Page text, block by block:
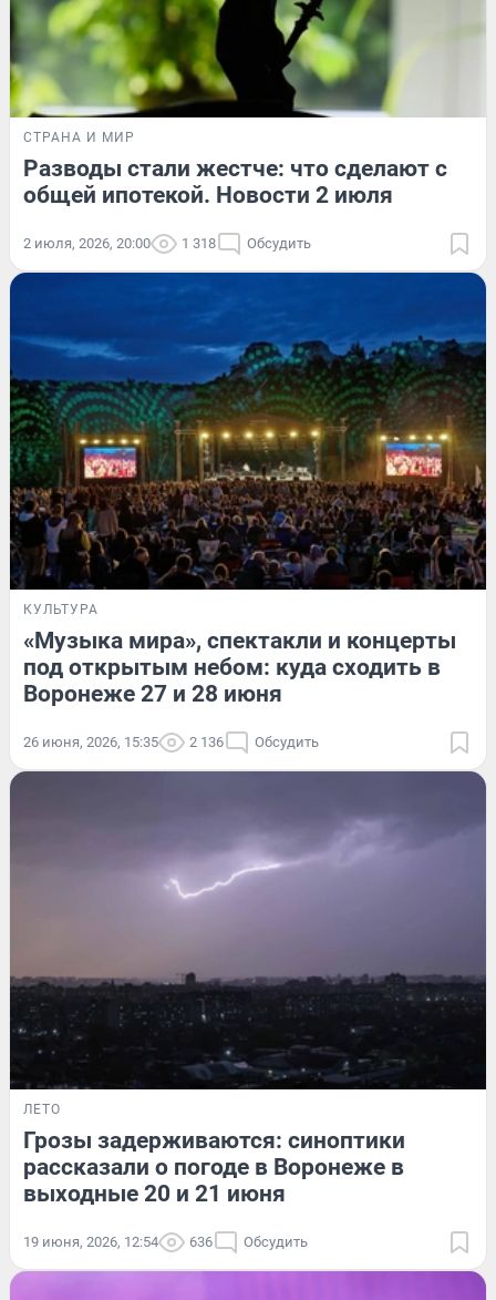
СТРАНА И МИР
Разводы стали жестче: что сделают с
общей ипотекой. Новости 2 июля
2 июля, 2026, 20:00 1 318 Обсудить
КУЛЬТУРА
«Музыка мира», спектакли и концерты
под открытым небом: куда сходить в
Воронеже 27 и 28 июня
26 июня, 2026, 15:35 2 136 Обсудить
ЛЕТО
Грозы задерживаются: синоптики
рассказали о погоде в Воронеже в
выходные 20 и 21 июня
19 июня, 2026, 12:54 636 Обсудить